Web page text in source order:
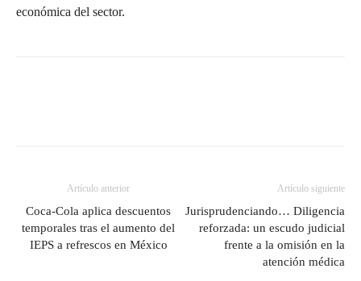
económica del sector.
Artículo anterior
Coca-Cola aplica descuentos
temporales tras el aumento del
IEPS a refrescos en México
Artículo siguiente
Jurisprudenciando… Diligencia
reforzada: un escudo judicial
frente a la omisión en la
atención médica